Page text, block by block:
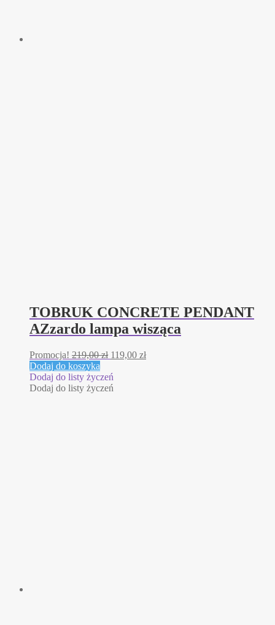
TOBRUK CONCRETE PENDANT
AZzardo lampa wisząca
Promocja! 219,00zł Pierwotna
wynosiła:
219,00 zł.
119,00 złAktualna
Dodaj do koszyka
Dodaj do listy życzeń
Dodaj do listy życzeń